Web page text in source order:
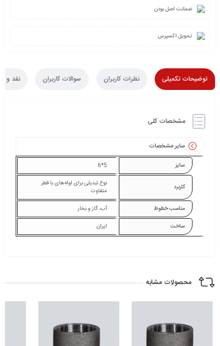
ضمانت اصل بودن
تحویل اکسپرس
توضیحات تکمیلی نظرات کاربران سوالات کاربران نقد و
مشخصات کلی
سایر مشخصات
سایز 5*6
کاربرد
نوع تبدیلی برای لوله‌های با قطر
متفاوت
مناسب خطوط
آب، گاز و بخار
ساخت
ایران
محصولات مشابه